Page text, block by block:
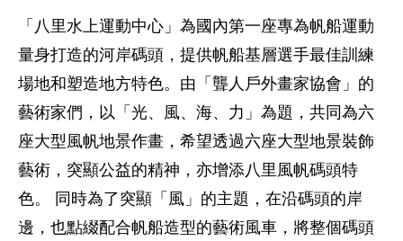
「八里水上運動中心」為國內第一座專為帆船運動
量身打造的河岸碼頭，提供帆船基層選手最佳訓練
場地和塑造地方特色。由「聾人戶外畫家協會」的
藝術家們，以「光、風、海、力」為題，共同為六
座大型風帆地景作畫，希望透過六座大型地景裝飾
藝術，突顯公益的精神，亦增添八里風帆碼頭特
色。 同時為了突顯「風」的主題，在沿碼頭的岸
邊，也點綴配合帆船造型的藝術風車，將整個碼頭